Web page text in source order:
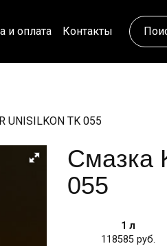
и оплата Контакты
UNISILKON TK 055
Смазка
055
1 л
118585